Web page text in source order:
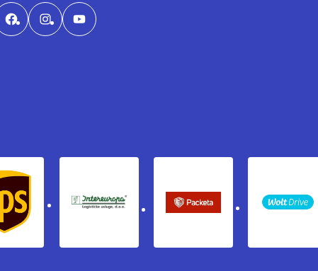
Ups Intereuropa Packeta Sledenje pošiljki
WOLT